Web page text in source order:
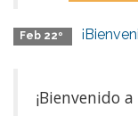
Feb 22º
¡Bienvenido